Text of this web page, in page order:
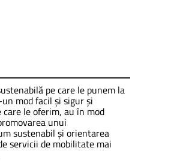
pe care le punem la
mod facil și sigur și
le oferim, au în mod
unui
sustenabil și orientarea
servicii de mobilitate mai